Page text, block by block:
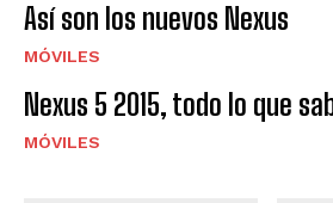
Así son los nuevos Nexus
MÓVILES
Nexus 5 2015, todo lo que
MÓVILES